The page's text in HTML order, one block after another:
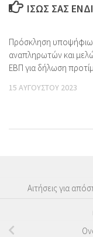
ΊΣΩΣ ΣΑΣ
Πρόσκληση
αναπληρωτών και
ΕΒΠ για δήλωση
15 ΑΥΓΟΎΣΤΟΥ 2023
Αιτήσεις για